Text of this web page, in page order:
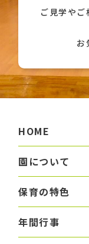
ご見学や
お
HOME
園について
保育の特色
年間行事